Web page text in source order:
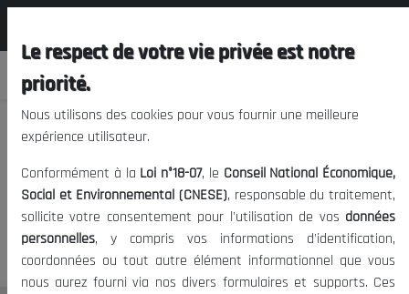
Nous vous prions de nous
excuser, mais l'accès à ce
contenu est restreint.
Le respect de votre vie privée est notre
priorité.
Nous utilisons des cookies pour vous fournir une meilleure
expérience utilisateur.
Conformément à la Loi n°18-07, le Conseil National Économique,
Social et Environnemental (CNESE), responsable du traitement,
sollicite votre consentement pour l'utilisation de vos données
personnelles, y compris vos informations d'identification,
coordonnées ou tout autre élément informationnel que vous
nous aurez fourni via nos divers formulaires et supports. Ces